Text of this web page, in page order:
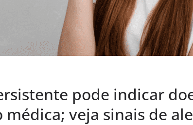
pode indicar
médica; veja sinais de